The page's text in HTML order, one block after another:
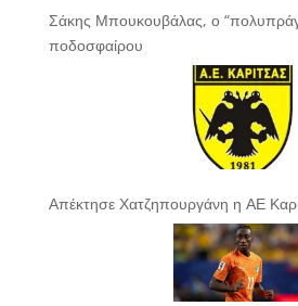
Σάκης Μπουκουβάλας, ο
ποδοσφαίρου
Απέκτησε Χατζηπουργάνη η ΑΕ